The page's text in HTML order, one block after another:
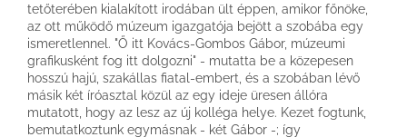
tetőterében kialakított irodában ült éppen, amikor főnöke,
az ott működő múzeum igazgatója bejött a szobába egy
ismeretlennel. "Ő itt Kovács-Gombos Gábor, múzeumi
grafikusként fog itt dolgozni" - mutatta be a közepesen
hosszú hajú, szakállas fiatal-embert, és a szobában lévő
másik két íróasztal közül az egy ideje üresen állóra
mutatott, hogy az lesz az új kolléga helye. Kezet fogtunk,
bemutatkoztunk egymásnak - két Gábor -; így